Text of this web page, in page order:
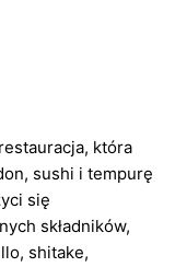
która
sushi i tempurę
się
składników,
shitake,